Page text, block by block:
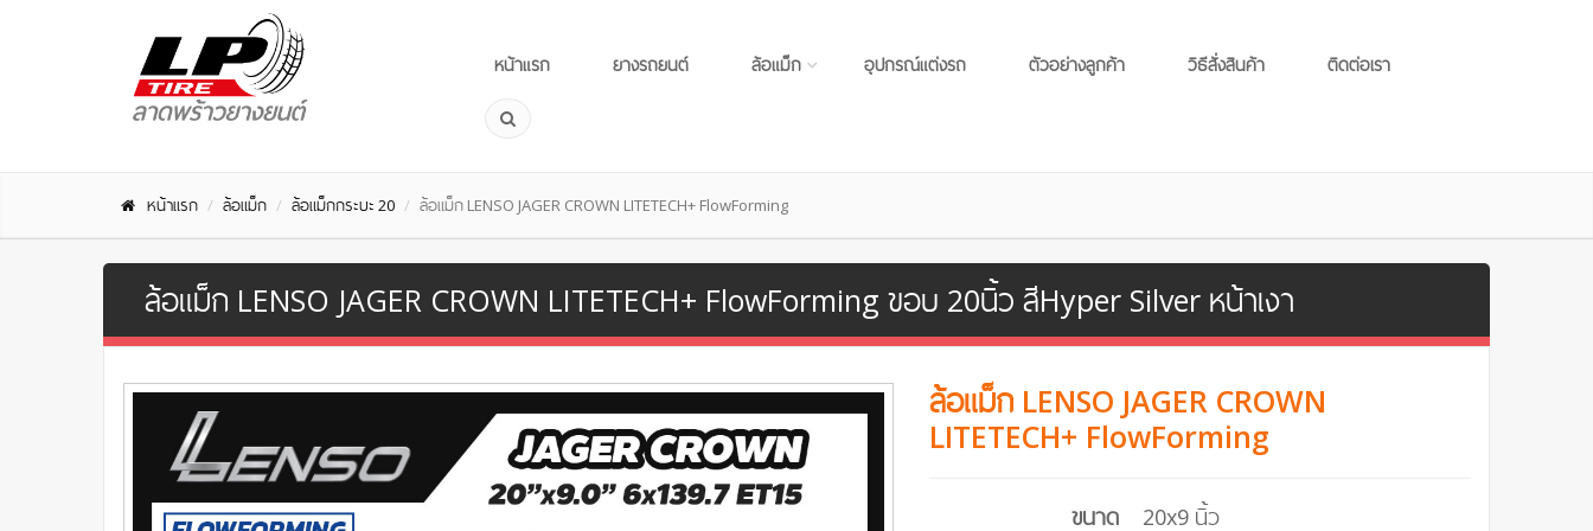
หน้าแรก ยางรถยนต์ ล้อแม็ก อุปกรณ์แต่งรถ ตัวอย่างลูกค้า วิธีสั่งสินค้า ติดต่อเรา
หน้าแรก ล้อแม็ก ล้อแม็กกระบะ 20 ล้อแม็ก LENSO JAGER CROWN LITETECH+ FlowForming
ล้อแม็ก LENSO JAGER CROWN LITETECH+ FlowForming ขอบ 20นิ้ว สีHyper Silver หน้าเงา
ล้อแม็ก LENSO JAGER CROWN
LITETECH+ FlowForming
ขนาด 20x9 นิ้ว